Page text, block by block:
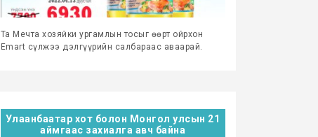
Та Мечта хозяйки ургамлын тосыг өөрт ойрхон
Emart сүлжээ дэлгүүрийн салбараас аваарай.
Улаанбаатар хот болон Монгол улсын 21
аймгаас захиалга авч байна